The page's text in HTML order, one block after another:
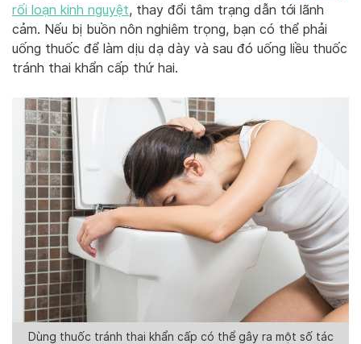
rối loạn kinh nguyệt, thay đổi tâm trạng dẫn tới lãnh
cảm. Nếu bị buồn nôn nghiêm trọng, bạn có thể phải
uống thuốc để làm dịu dạ dày và sau đó uống liều thuốc
tránh thai khẩn cấp thứ hai.
Dùng thuốc tránh thai khẩn cấp có thể gây ra một số tác